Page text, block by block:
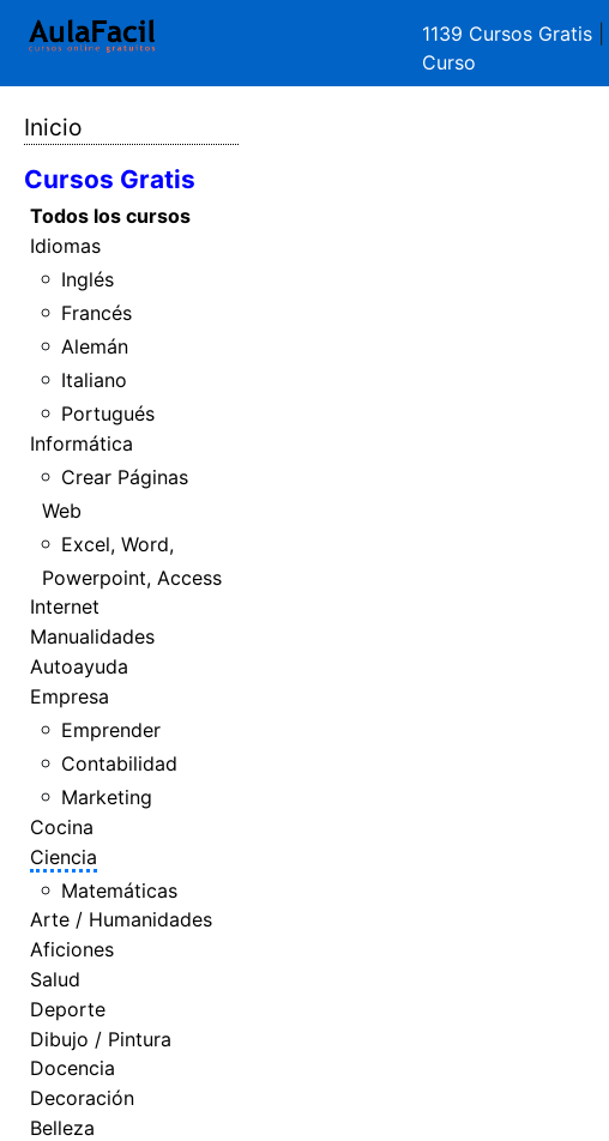
1139 Cursos Gratis
Curso
Inicio
Cursos Gratis
Todos los cursos
Idiomas
Inglés
Francés
Alemán
Italiano
Portugués
Informática
Crear Páginas
Web
Excel, Word,
Powerpoint, Access
Internet
Manualidades
Autoayuda
Empresa
Emprender
Contabilidad
Marketing
Cocina
Ciencia
Matemáticas
Arte / Humanidades
Aficiones
Salud
Deporte
Dibujo / Pintura
Docencia
Decoración
Belleza